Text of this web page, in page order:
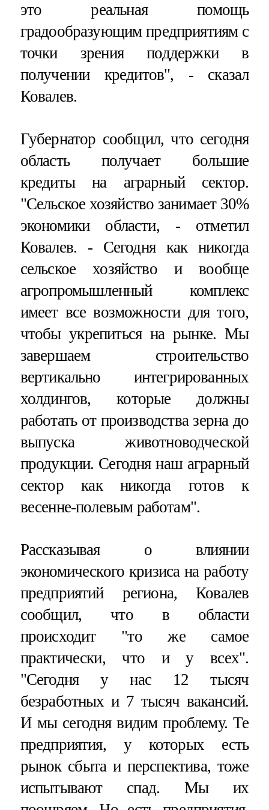
это реальная помощь
градообразующим предприятиям с
точки зрения поддержки в
получении кредитов", - сказал
Ковалев.
Губернатор сообщил, что сегодня
область получает большие
кредиты на аграрный сектор.
"Сельское хозяйство занимает 30%
экономики области, - отметил
Ковалев. - Сегодня как никогда
сельское хозяйство и вообще
агропромышленный комплекс
имеет все возможности для того,
чтобы укрепиться на рынке. Мы
завершаем строительство
вертикально интегрированных
холдингов, которые должны
работать от производства зерна до
выпуска животноводческой
продукции. Сегодня наш аграрный
сектор как никогда готов к
весенне-полевым работам".
Рассказывая о влиянии
экономического кризиса на работу
предприятий региона, Ковалев
сообщил, что в области
происходит "то же самое
практически, что и у всех".
"Сегодня у нас 12 тысяч
безработных и 7 тысяч вакансий.
И мы сегодня видим проблему. Те
предприятия, у которых есть
рынок сбыта и перспектива, тоже
испытывают спад. Мы их